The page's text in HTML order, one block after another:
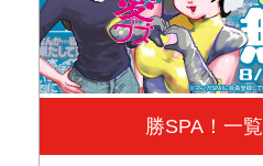
勝SPA！一覧